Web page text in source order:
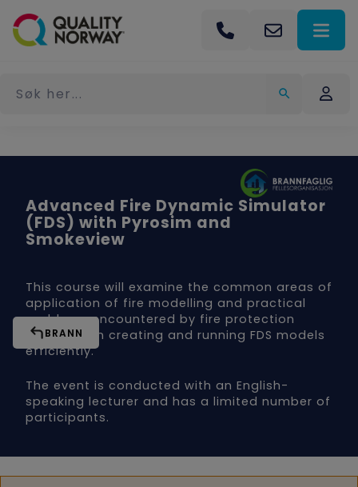
BRANN
Advanced Fire Dynamic Simulator
(FDS) with Pyrosim and
Smokeview
This course will examine the common areas of
application of fire modelling and practical
problems encountered by fire protection
engineers in creating and running FDS models
efficiently.
The event is conducted with an English-
speaking lecturer and has a limited number of
participants.